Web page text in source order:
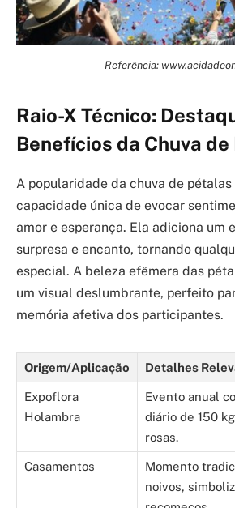
Referência:
Raio-X Técnico:
Benefícios da Chuva
A popularidade da chuva de
capacidade única de evocar
amor e esperança. Ela adiciona um
surpresa e encanto, tornando
especial. A beleza efêmera das
um visual deslumbrante, perfeito
memória afetiva dos participantes.
Origem/Aplicação Detalhes
Expoflora
Holambra
Evento anual
diário de 150
rosas.
Casamentos
Momento
noivos,